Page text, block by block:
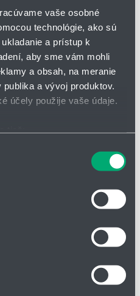
vaše osobné
technológie, ako sú
a prístup k
aby sme vám mohli
a obsah, na meranie
a vývoj produktov.
účely použije vaše údaje.
metrov
spracúvajú vaše osobné
odvolať cez Vyhlásenie
poskytovanie funkcií
a jednoduchú konverziu